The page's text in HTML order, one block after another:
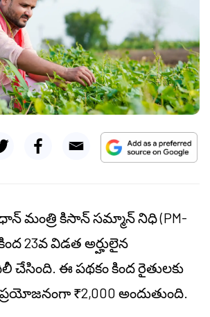
మంత్రి కిసాన్ సమ్మాన్ నిధి (PM-
23వ విడత అర్హులైన
చేసింది. ఈ పథకం కింద రైతులకు
₹2,000 అందుతుంది.